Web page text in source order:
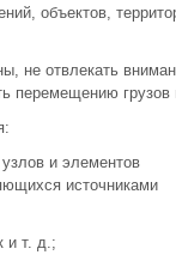
объектов,
не отвлекать
перемещению грузов
и элементов
источниками
и т. д.;